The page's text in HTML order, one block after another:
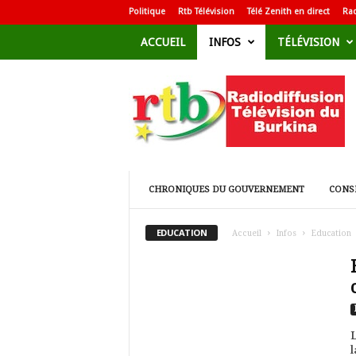
Politique Rtb Télévision Télé Zenith en direct
ACCUEIL INFOS TÉLÉVISION
d
i
f
CHRONIQUES DU GOUVERNEMENT
EDUCATION Accueil Infos Education